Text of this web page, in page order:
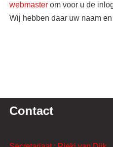
webmasterom voor u de
Wij hebben daar uw naam
Contact